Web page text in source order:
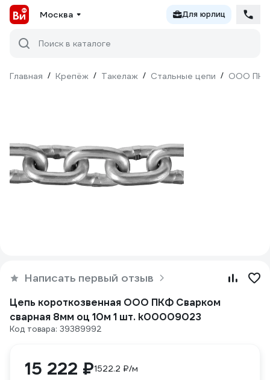
Москва Для юрлиц
Поиск в каталоге
Главная / Крепёж / Такелаж / Стальные цепи / ООО ПКФ
Написать первый отзыв
Цепь короткозвенная ООО ПКФ Сварком
сварная 8мм оц 10м 1 шт. k00009023
Код товара: 39389992
15 222 ₽1522.2 ₽/м